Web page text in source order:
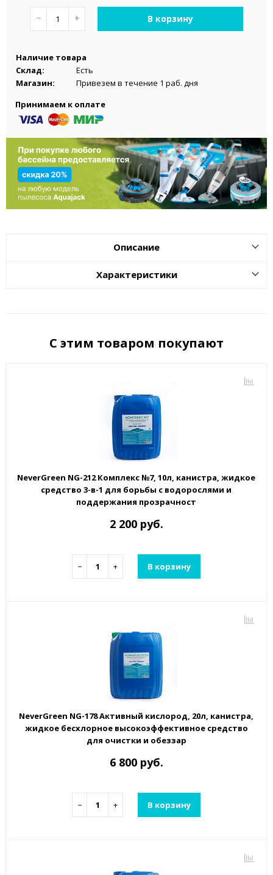
− + В корзину
Наличие товара
Склад:
Есть
Магазин:
Привезем в течение 1 раб. дня
Принимаем к оплате
Описание
Характеристики
С этим товаром покупают
NeverGreen NG-212 Комплекс №7, 10л, канистра, жидкое
средство 3-в-1 для борьбы с водорослями и
поддержания прозрачност
2 200 руб.
− + В корзину
NeverGreen NG-178 Активный кислород, 20л, канистра,
жидкое бесхлорное высокоэффективное средство
для очистки и обеззар
6 800 руб.
− + В корзину